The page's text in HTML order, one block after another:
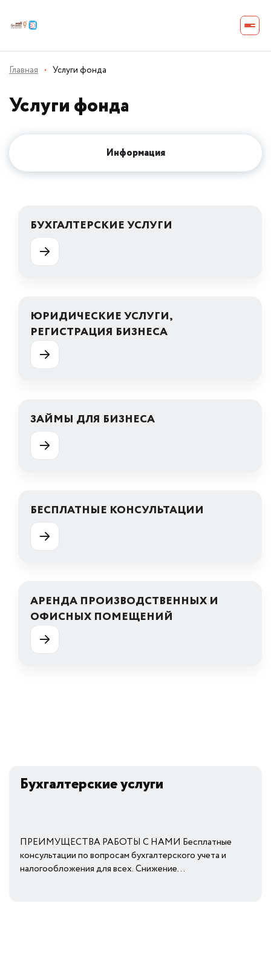
Главная · Услуги фонда
Услуги фонда
Информация
БУХГАЛТЕРСКИЕ УСЛУГИ
ЮРИДИЧЕСКИЕ УСЛУГИ,
РЕГИСТРАЦИЯ БИЗНЕСА
ЗАЙМЫ ДЛЯ БИЗНЕСА
БЕСПЛАТНЫЕ КОНСУЛЬТАЦИИ
АРЕНДА ПРОИЗВОДСТВЕННЫХ И
ОФИСНЫХ ПОМЕЩЕНИЙ
Бухгалтерские услуги
ПРЕИМУЩЕСТВА РАБОТЫ С НАМИ Бесплатные
консультации по вопросам бухгалтерского учета и
налогообложения для всех. Снижение...